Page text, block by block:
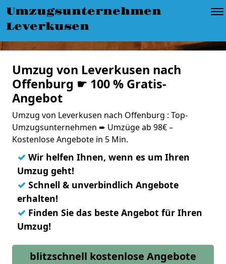
Umzugsunternehmen
Leverkusen
Umzug von Leverkusen nach
Offenburg ☛ 100 % Gratis-
Angebot
Umzug von Leverkusen nach Offenburg : Top-
Umzugsunternehmen ➨ Umzüge ab 98€ –
Kostenlose Angebote in 5 Min.
✓ Wir helfen Ihnen, wenn es um Ihren
Umzug geht!
✓ Schnell & unverbindlich Angebote
erhalten!
✓ Finden Sie das beste Angebot für Ihren
Umzug!
blitzschnell kostenlose Angebote